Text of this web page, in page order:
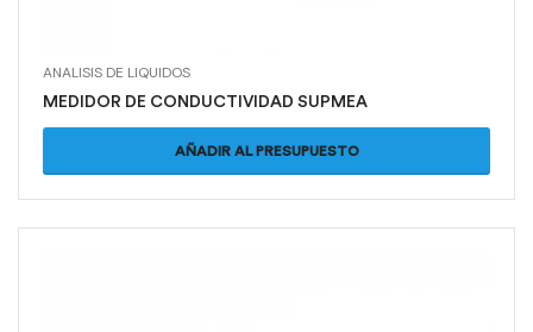
ANALISIS DE LIQUIDOS
MEDIDOR DE CONDUCTIVIDAD SUPMEA
AÑADIR AL PRESUPUESTO